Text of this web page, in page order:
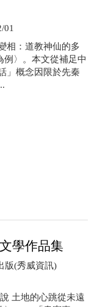
01
相：道教神仙的多
〉。本文從補足中
」概念因限於先秦
學作品集
(秀威資訊)
土地的心跳從未遠